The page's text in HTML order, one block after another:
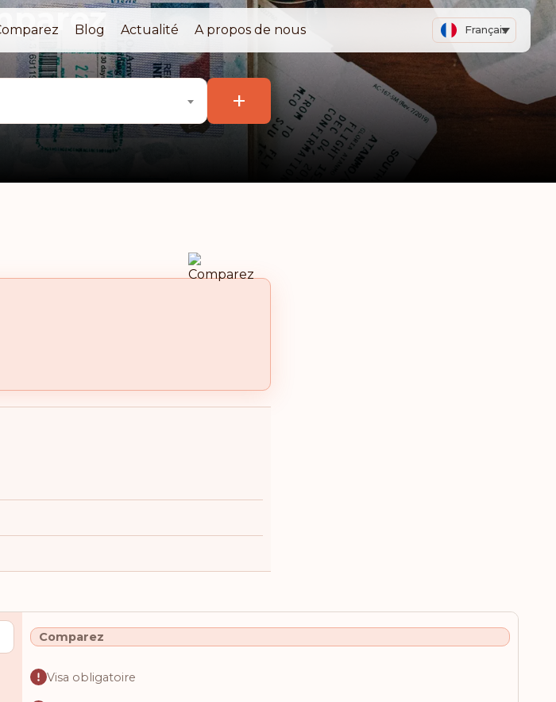
Français
Blog Actualité A propos de nous
+
Comparez
Visa obligatoire